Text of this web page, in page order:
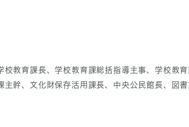
教育課長、学校教育課総括指導主事、学校教
幹、文化財保存活用課長、中央公民館長、図